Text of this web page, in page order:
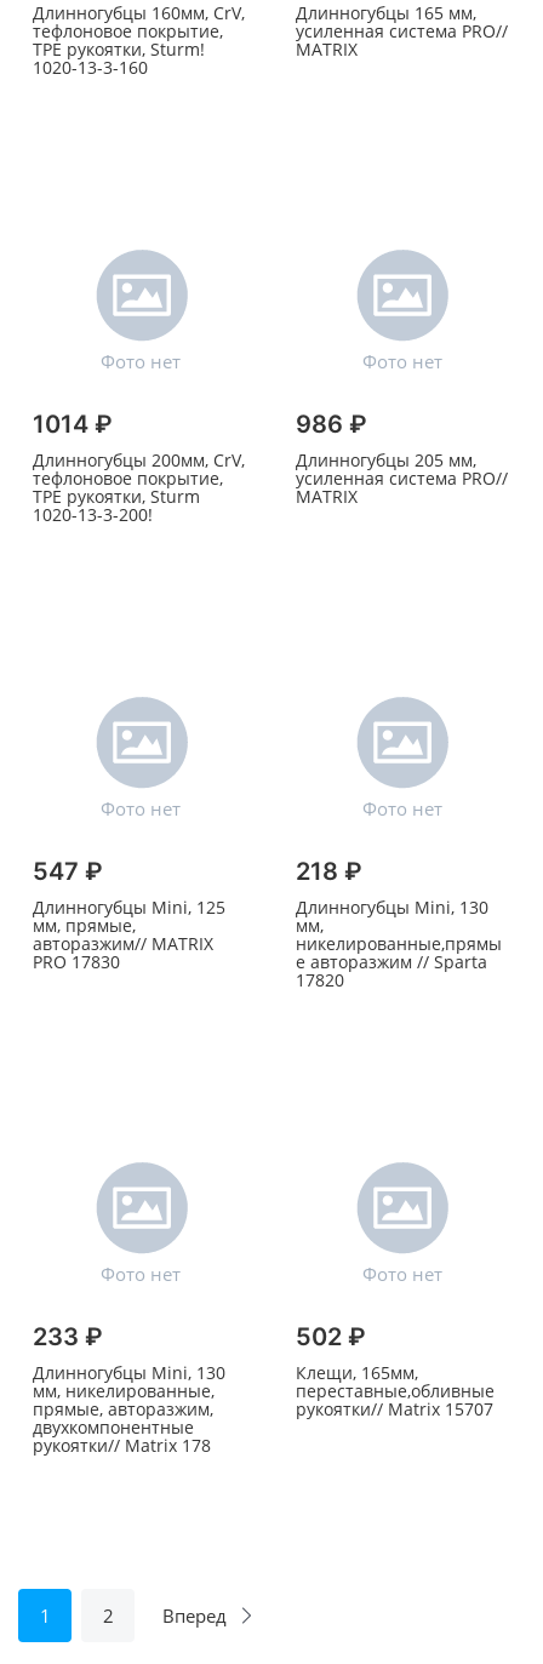
Длинногубцы 160мм, CrV,
тефлоновое покрытие,
TPE рукоятки, Sturm!
1020-13-3-160
Длинногубцы 165 мм,
усиленная система PRO//
MATRIX
1014 ₽
Длинногубцы 200мм, CrV,
тефлоновое покрытие,
TPE рукоятки, Sturm
1020-13-3-200!
986 ₽
Длинногубцы 205 мм,
усиленная система PRO//
MATRIX
547 ₽
Длинногубцы Mini, 125
мм, прямые,
авторазжим// MATRIX
PRO 17830
218 ₽
Длинногубцы Mini, 130
мм,
никелированные,прямы
е авторазжим // Sparta
17820
233 ₽
Длинногубцы Mini, 130
мм, никелированные,
прямые, авторазжим,
двухкомпонентные
рукоятки// Matrix 178
502 ₽
Клещи, 165мм,
переставные,обливные
рукоятки// Matrix 15707
1 2 Вперед